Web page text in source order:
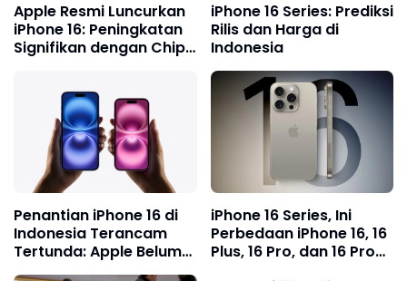
Apple Resmi Luncurkan
iPhone 16: Peningkatan
Signifikan dengan Chip
iPhone 16 Series: Prediksi
Rilis dan Harga di
Indonesia
Penantian iPhone 16 di
Indonesia Terancam
Tertunda: Apple Belum
Ajukan Sertifikasi TKDN
iPhone 16 Series, Ini
Perbedaan iPhone 16, 16
Plus, 16 Pro, dan 16 Pro